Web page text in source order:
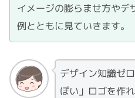
イメージの膨らませ方やデ
例とともに見ていきます。
デザイン知識ゼ
ぽい」ロゴを作